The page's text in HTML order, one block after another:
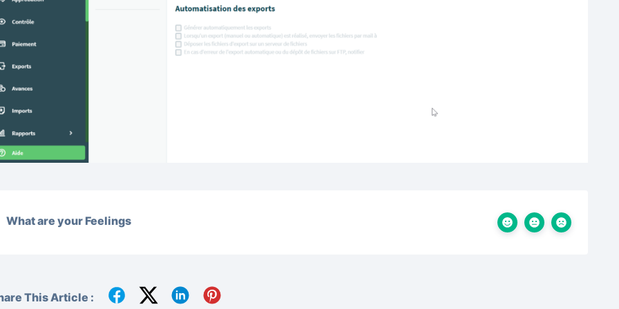
What are your Feelings
This Article :